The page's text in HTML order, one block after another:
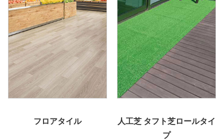
フロアタイル
人工芝 タフト芝ロールタイ
プ